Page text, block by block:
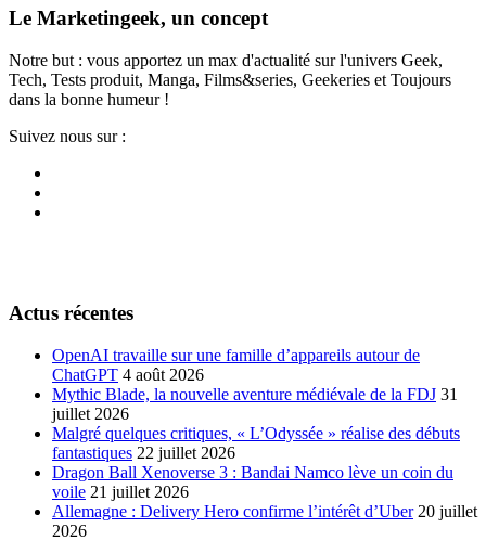
Le Marketingeek, un concept
Notre but : vous apportez un max d'actualité sur l'univers Geek,
Tech, Tests produit, Manga, Films&series, Geekeries et Toujours
dans la bonne humeur !
Suivez nous sur :
Actus récentes
OpenAI travaille sur une famille d’appareils autour de
ChatGPT 4 août 2026
Mythic Blade, la nouvelle aventure médiévale de la FDJ 31
juillet 2026
Malgré quelques critiques, « L’Odyssée » réalise des débuts
fantastiques 22 juillet 2026
Dragon Ball Xenoverse 3 : Bandai Namco lève un coin du
voile 21 juillet 2026
Allemagne : Delivery Hero confirme l’intérêt d’Uber 20 juillet
2026